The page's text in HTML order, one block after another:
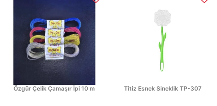
Özgür Çelik Çamaşır İpi 10 m Titiz Esnek Sineklik TP-307